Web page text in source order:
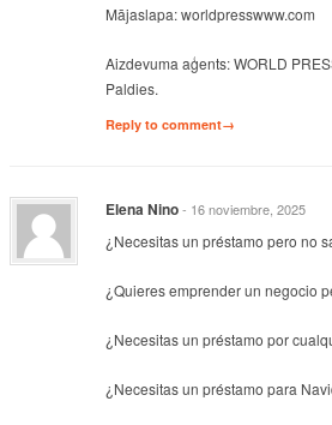
Mājaslapa: worldpresswww.com
Aizdevuma aģents: WORLD
Paldies.
Reply to comment→
Elena Nino- 16 noviembre, 2025
¿Necesitas un préstamo pero no
¿Quieres emprender un negocio
¿Necesitas un préstamo por
¿Necesitas un préstamo para